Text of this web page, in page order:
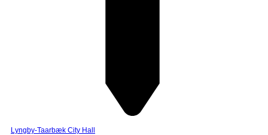
Lyngby-Taarbæk City Hall